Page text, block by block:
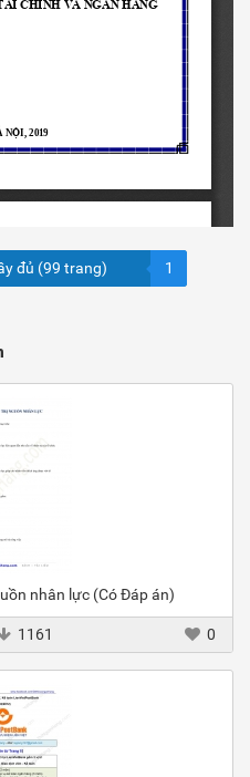
đủ (99 trang) 1
nhân lực (Có Đáp án)
1161 0